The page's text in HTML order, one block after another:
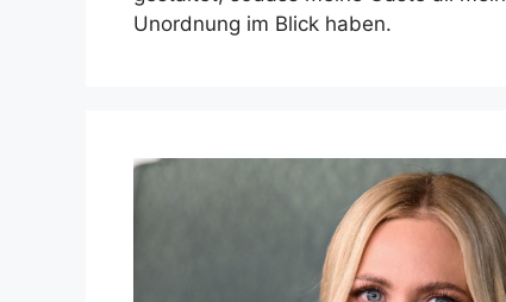
Unordnung im Blick haben.